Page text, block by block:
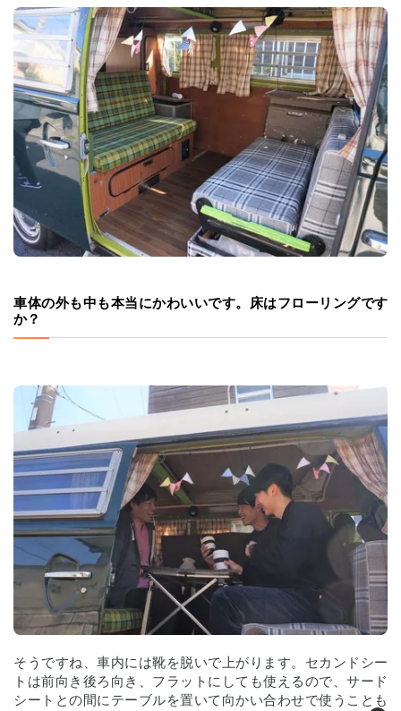
車体の外も中も本当にかわいいです。床はフローリングです
か？
そうですね、車内には靴を脱いで上がります。セカンドシー
トは前向き後ろ向き、フラットにしても使えるので、サード
シートとの間にテーブルを置いて向かい合わせで使うことも